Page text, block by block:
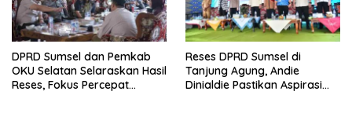
DPRD Sumsel dan Pemkab
OKU Selatan Selaraskan Hasil
Reses, Fokus Percepat
Reses DPRD Sumsel di
Tanjung Agung, Andie
Dinialdie Pastikan Aspirasi